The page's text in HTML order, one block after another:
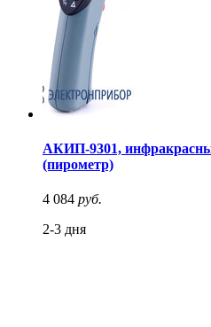
АКИП-9301,
(пирометр)
4 084 руб.
2-3 дня